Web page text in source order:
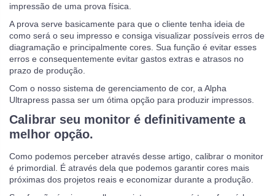
impressão de uma prova física.
A prova serve basicamente para que o cliente tenha ideia de
como será o seu impresso e consiga visualizar possíveis erros de
diagramação e principalmente cores. Sua função é evitar esses
erros e consequentemente evitar gastos extras e atrasos no
prazo de produção.
Com o nosso sistema de gerenciamento de cor, a Alpha
Ultrapress passa ser um ótima opção para produzir impressos.
Calibrar seu monitor é definitivamente a
melhor opção.
Como podemos perceber através desse artigo, calibrar o monitor
é primordial. É através dela que podemos garantir cores mais
próximas dos projetos reais e economizar durante a produção.